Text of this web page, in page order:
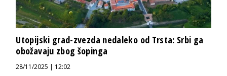
Utopijski grad-zvezda nedaleko od Trsta: Srbi ga
obožavaju zbog šopinga
28/11/2025 | 12:02